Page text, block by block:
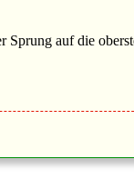
auf die